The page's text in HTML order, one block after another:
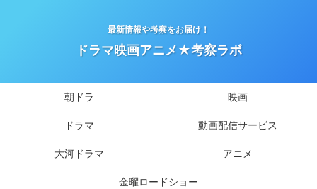
最新情報や考察をお届け！
ドラマ映画アニメ★考察ラボ
朝ドラ 映画
ドラマ 動画配信サービス
大河ドラマ アニメ
金曜ロードショー